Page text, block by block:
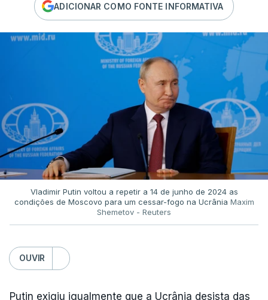
ADICIONAR COMO FONTE INFORMATIVA
Vladimir Putin voltou a repetir a 14 de junho de 2024 as
condições de Moscovo para um cessar-fogo na Ucrânia Maxim
Shemetov - Reuters
OUVIR
Putin exigiu igualmente que a Ucrânia desista das